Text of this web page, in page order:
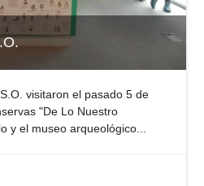
visitaron el pasado 5 de
"De Lo Nuestro
y el museo arqueológico...